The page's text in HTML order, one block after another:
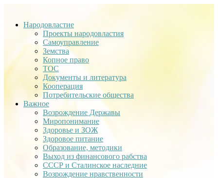
Народовластие
Проекты народовластия
Самоуправление
Земства
Копное право
ТОС
Документы и литература
Кооперация
Потребительские общества
Важное
Возрождение Державы
Миропонимание
Здоровье и ЗОЖ
Здоровое питание
Образование, методики
Выход из финансового рабства
СССР и Сталинское наследние
Возрождение нравственности